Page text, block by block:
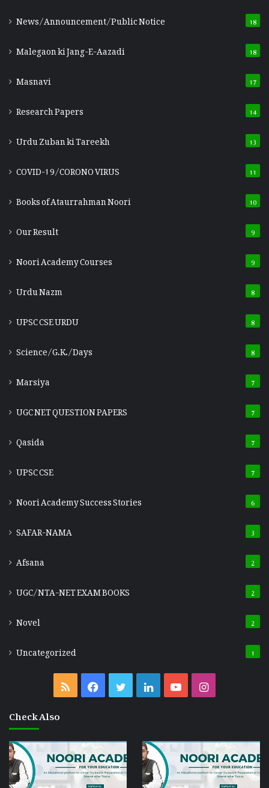
News/Announcement/Public Notice 18
Malegaon ki Jang-E-Aazadi 18
Masnavi 17
Research Papers 14
Urdu Zuban ki Tareekh 13
COVID-19/CORONO VIRUS 11
Books of Ataurrahman Noori 10
Our Result 9
Noori Academy Courses 9
Urdu Nazm 8
UPSC CSE URDU 8
Science/G.K./Days 8
Marsiya 7
UGC NET QUESTION PAPERS 7
Qasida 7
UPSC CSE 7
Noori Academy Success Stories 6
SAFAR-NAMA 3
Afsana 2
UGC/NTA-NET EXAM BOOKS 2
Novel 2
Uncategorized 1
Check Also